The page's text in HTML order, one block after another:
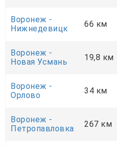
Воронеж -
Нижнедевицк
66 км
Воронеж -
Новая Усмань
19,8 км
Воронеж -
Орлово
34 км
Воронеж -
Петропавловка
267 км